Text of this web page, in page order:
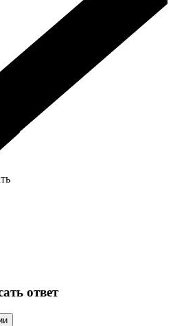
ответ